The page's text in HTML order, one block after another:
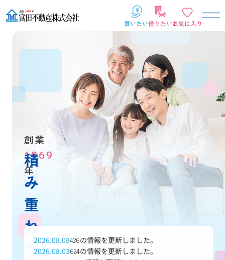
創業
1969
年
積
み
重
ね
て
2026.08.08426の情報を更新しました。
2026.08.03624の情報を更新しました。